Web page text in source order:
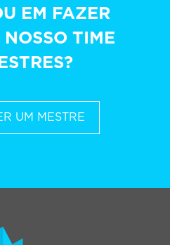
EM FAZER
NOSSO TIME
UM MESTRE